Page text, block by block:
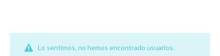
Lo sentimos, no hemos encontrado usuarios.